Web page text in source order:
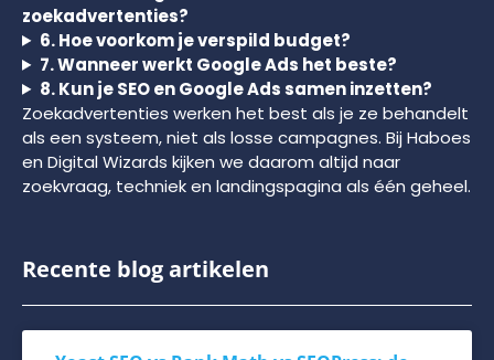
zoekadvertenties?
6. Hoe voorkom je verspild budget?
7. Wanneer werkt Google Ads het beste?
8. Kun je SEO en Google Ads samen inzetten?
Zoekadvertenties werken het best als je ze behandelt
als een systeem, niet als losse campagnes. Bij Haboes
en Digital Wizards kijken we daarom altijd naar
zoekvraag, techniek en landingspagina als één geheel.
Recente blog artikelen